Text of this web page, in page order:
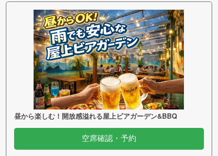
昼から楽しむ！開放感溢れる屋上ビアガーデン&BBQ
空席確認・予約